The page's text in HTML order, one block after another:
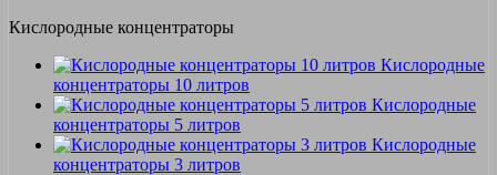
Кислородные концентраторы
Кислородные
концентраторы 10 литров
Кислородные
концентраторы 5 литров
Кислородные
концентраторы 3 литров